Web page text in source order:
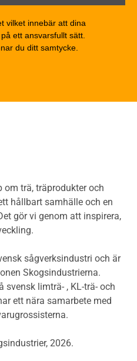
märkning
- generellt
utomhuskonstruktioner
vilket innebär att dina
ett ansvarsfullt sätt.
du ditt samtycke.
om trä, träprodukter och
hållbart samhälle och en
gör vi genom att inspirera,
sågverksindustri och är
Skogsindustrierna.
svensk limträ- , KL-trä- och
ett nära samarbete med
2026.